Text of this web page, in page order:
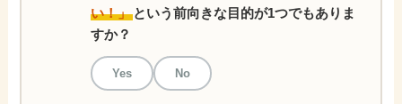
い！」 という前向きな目的が1つでもありま
すか？
Yes No